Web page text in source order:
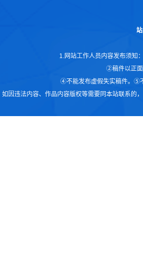
1.网站工作人员内容发布须知
②稿件以正
④不能发布虚假失实稿件。⑤
如因违法内容、作品内容版权等需要同本站联系的